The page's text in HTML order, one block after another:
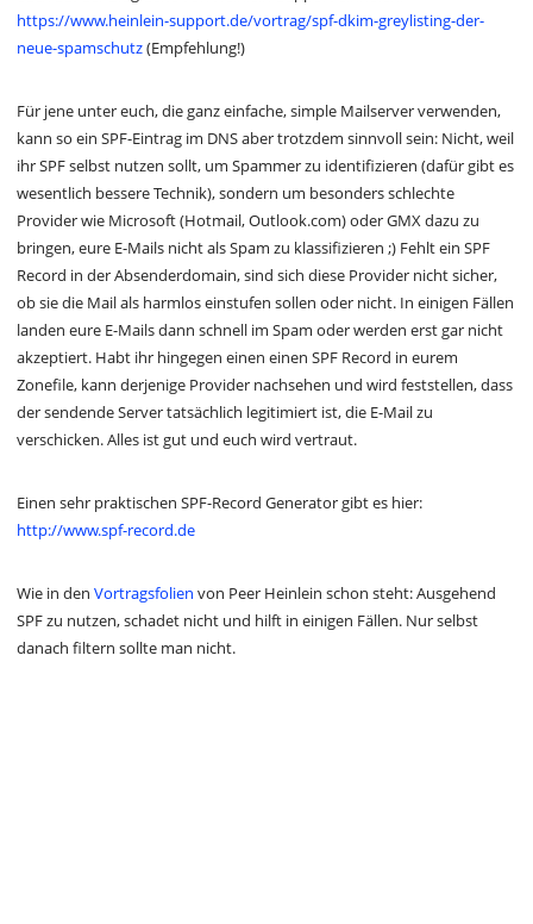
https://www.heinlein-support.de/vortrag/spf-dkim-greylisting-der-
neue-spamschutz(Empfehlung!)
Für jene unter euch, die ganz einfache, simple Mailserver verwenden,
kann so ein SPF-Eintrag im DNS aber trotzdem sinnvoll sein: Nicht, weil
ihr SPF selbst nutzen sollt, um Spammer zu identifizieren (dafür gibt es
wesentlich bessere Technik), sondern um besonders schlechte
Provider wie Microsoft (Hotmail, Outlook.com) oder GMX dazu zu
bringen, eure E-Mails nicht als Spam zu klassifizieren ;) Fehlt ein SPF
Record in der Absenderdomain, sind sich diese Provider nicht sicher,
ob sie die Mail als harmlos einstufen sollen oder nicht. In einigen Fällen
landen eure E-Mails dann schnell im Spam oder werden erst gar nicht
akzeptiert. Habt ihr hingegen einen einen SPF Record in eurem
Zonefile, kann derjenige Provider nachsehen und wird feststellen, dass
der sendende Server tatsächlich legitimiert ist, die E-Mail zu
verschicken. Alles ist gut und euch wird vertraut.
Einen sehr praktischen SPF-Record Generator gibt es hier:
http://www.spf-record.de
Wie in den Vortragsfolien von Peer Heinlein schon steht: Ausgehend
SPF zu nutzen, schadet nicht und hilft in einigen Fällen. Nur selbst
danach filtern sollte man nicht.